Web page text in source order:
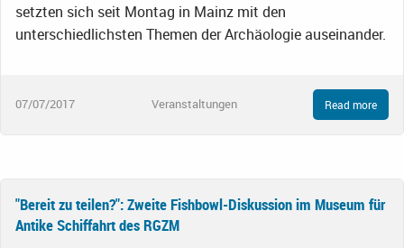
setzten sich seit Montag in Mainz mit den
unterschiedlichsten Themen der Archäologie auseinander.
07/07/2017 Veranstaltungen Read more
"Bereit zu teilen?": Zweite Fishbowl-Diskussion im Museum für
Antike Schiffahrt des RGZM